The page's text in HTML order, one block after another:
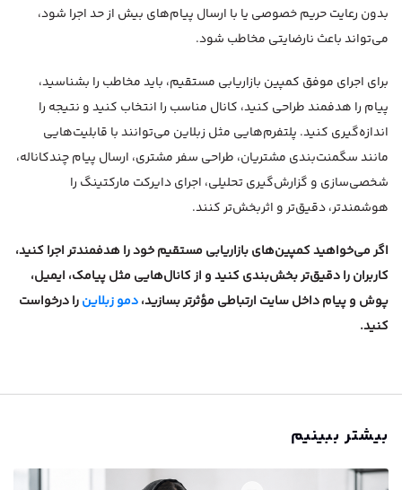
بدون رعایت حریم خصوصی یا با ارسال پیام‌های بیش از حد اجرا شود،
می‌تواند باعث نارضایتی مخاطب شود.
برای اجرای موفق کمپین بازاریابی مستقیم، باید مخاطب را بشناسید،
پیام را هدفمند طراحی کنید، کانال مناسب را انتخاب کنید و نتیجه را
اندازه‌گیری کنید. پلتفرم‌هایی مثل زبلاین می‌توانند با قابلیت‌هایی
مانند سگمنت‌بندی مشتریان، طراحی سفر مشتری، ارسال پیام چندکاناله،
شخصی‌سازی و گزارش‌گیری تحلیلی، اجرای دایرکت مارکتینگ را
هوشمندتر، دقیق‌تر و اثربخش‌تر کنند.
اگر می‌خواهید کمپین‌های بازاریابی مستقیم خود را هدفمندتر اجرا کنید،
کاربران را دقیق‌تر بخش‌بندی کنید و از کانال‌هایی مثل پیامک، ایمیل،
پوش و پیام داخل سایت ارتباطی مؤثرتر بسازید،دمو زبلاینرا درخواست
کنید.
بیشتر ببینیم